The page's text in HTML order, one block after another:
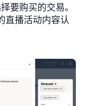
要购买的交易。
直播活动内容认